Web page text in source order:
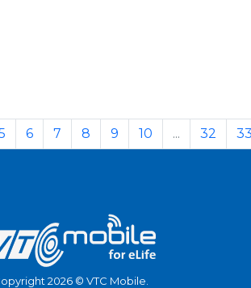
xúc, năng lượng và tinh thần quyết
6 7 8 9 10 ... 32
2026 © VTC Mobile.